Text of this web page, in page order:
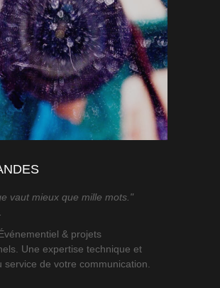
vaut mieux que mille mots."
& projets
Une expertise technique et
service de votre communication.